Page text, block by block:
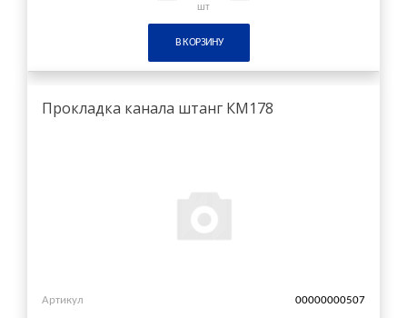
шт
В КОРЗИНУ
Прокладка канала штанг КМ178
Артикул 00000000507